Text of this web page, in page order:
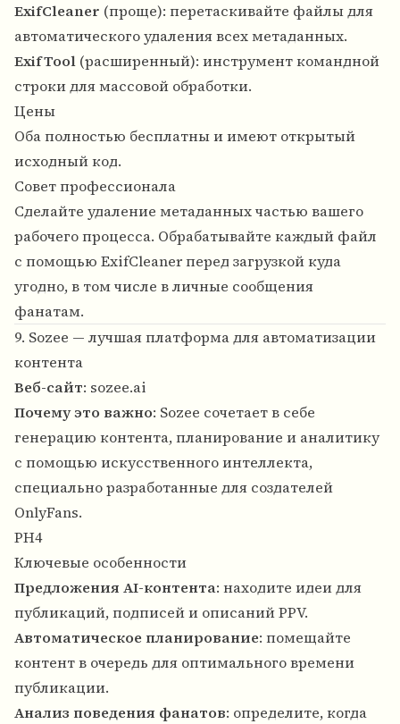
ExifCleaner (проще): перетаскивайте файлы для
автоматического удаления всех метаданных.
ExifTool (расширенный): инструмент командной
строки для массовой обработки.
Цены
Оба полностью бесплатны и имеют открытый
исходный код.
Совет профессионала
Сделайте удаление метаданных частью вашего
рабочего процесса. Обрабатывайте каждый файл
с помощью ExifCleaner перед загрузкой куда
угодно, в том числе в личные сообщения
фанатам.
9. Sozee — лучшая платформа для автоматизации
контента
Веб-сайт: sozee.ai
Почему это важно: Sozee сочетает в себе
генерацию контента, планирование и аналитику
с помощью искусственного интеллекта,
специально разработанные для создателей
OnlyFans.
PH4
Ключевые особенности
Предложения AI-контента: находите идеи для
публикаций, подписей и описаний PPV.
Автоматическое планирование: помещайте
контент в очередь для оптимального времени
публикации.
Анализ поведения фанатов: определите, когда